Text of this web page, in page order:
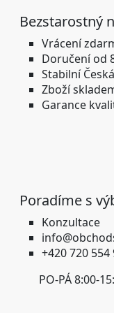
Bezstarostný
Vrácení
Doručení od
Stabilní
Zboží
Garance
Poradíme s
Konzultace
+420 720 554
PO-PÁ 8:00-